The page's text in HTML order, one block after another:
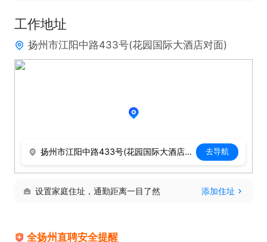
工作地址
扬州市江阳中路433号(花园国际大酒店对面)
扬州市江阳中路433号(花园国际大酒店对面) 去导航
设置家庭住址，通勤距离一目了然 添加住址
全扬州直聘安全提醒